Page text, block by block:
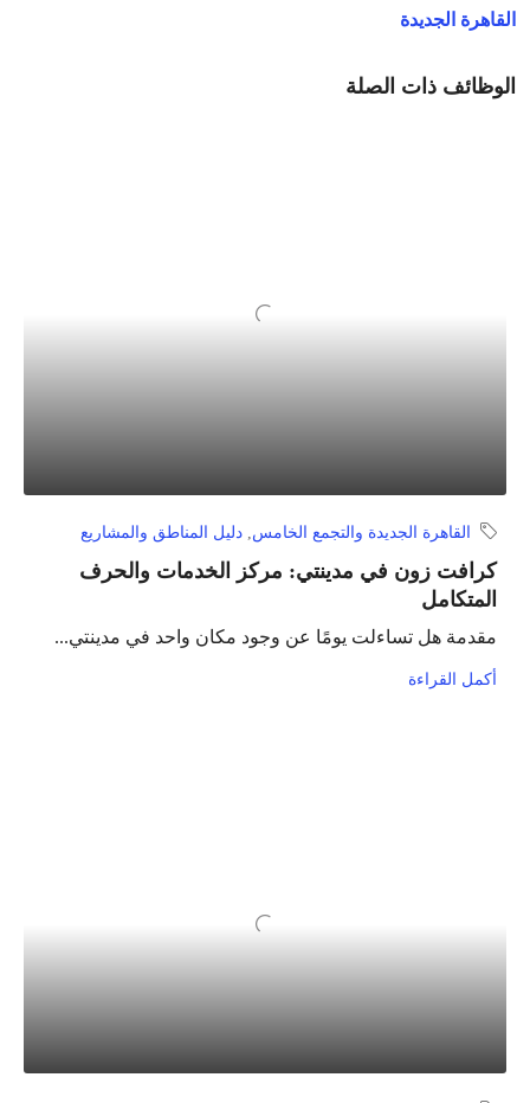
القاهرة الجديدة
الوظائف ذات الصلة
القاهرة الجديدة والتجمع الخامس, دليل المناطق والمشاريع
كرافت زون في مدينتي: مركز الخدمات والحرف
المتكامل
مقدمة هل تساءلت يومًا عن وجود مكان واحد في مدينتي...
أكمل القراءة